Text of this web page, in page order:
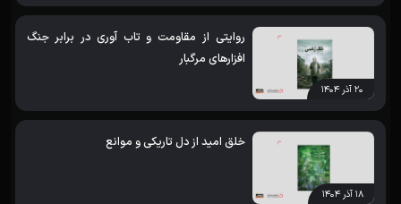
۲۰ آذر ۱۴۰۴
روایتی از مقاومت و تاب آوری در برابر جنگ
افزارهای مرگبار
۱۸ آذر ۱۴۰۴
خلق امید از دل تاریکی و موانع